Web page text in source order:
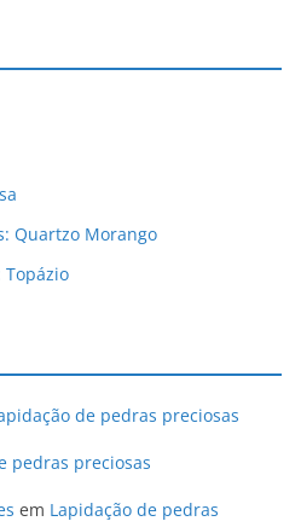
Quartzo Morango
de pedras preciosas
pedras preciosas
em Lapidação de pedras